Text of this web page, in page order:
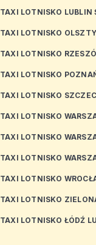
TAXI LOTNISKO LUBLIN
TAXI LOTNISKO
TAXI LOTNISKO
TAXI LOTNISKO
TAXI LOTNISKO
TAXI LOTNISKO
TAXI LOTNISKO
TAXI LOTNISKO
TAXI LOTNISKO
TAXI LOTNISKO
TAXI LOTNISKO ŁÓDŹ